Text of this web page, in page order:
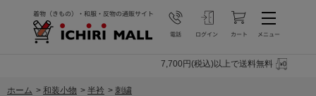
7,700円(税込)以上で送料無料
ホーム > 和装小物 > 半衿 > 刺繍